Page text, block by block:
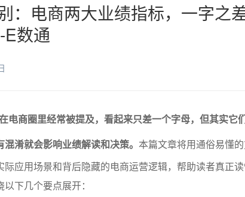
：电商两大业绩指标，一字之
数通
电商圈里经常被提及，看起来只差一个字母，但其实它
淆就会影响业绩解读和决策。 本篇文章将用通俗易懂
应用场景和背后隐藏的电商运营逻辑，帮助读者真正
下几个要点展开：